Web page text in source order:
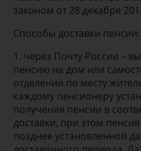
законом от 28 декабря
Способы доставки пенсии:
1. через Почту России –
пенсию на дом или
отделении по месту
каждому пенсионеру
получения пенсии в
доставки, при этом
позднее установленной